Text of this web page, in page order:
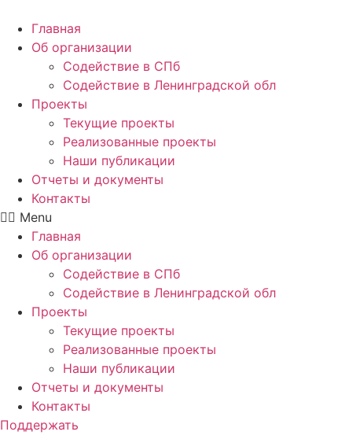
Главная
Об организации
Содействие в СПб
Содействие в Ленинградской обл
Проекты
Текущие проекты
Реализованные проекты
Наши публикации
Отчеты и документы
Контакты
Menu
Главная
Об организации
Содействие в СПб
Содействие в Ленинградской обл
Проекты
Текущие проекты
Реализованные проекты
Наши публикации
Отчеты и документы
Контакты
Поддержать